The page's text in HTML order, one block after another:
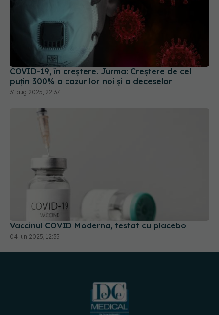
COVID-19, în creștere. Jurma: Creștere de cel
puțin 300% a cazurilor noi și a deceselor
31 aug 2025, 22:37
Vaccinul COVID Moderna, testat cu placebo
04 iun 2025, 12:35